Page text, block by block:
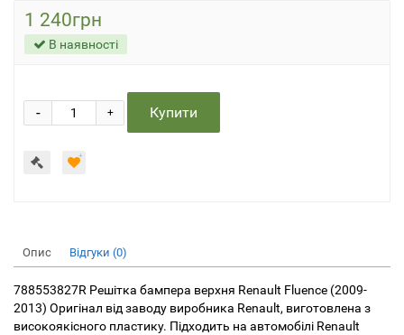
1 240грн
В наявності
+
- Купити
Опис Відгуки (0)
788553827R Решітка бампера верхня Renault Fluence (2009-
2013) Оригінал від заводу виробника Renault, виготовлена з
високоякісного пластику. Підходить на автомобілі Renault